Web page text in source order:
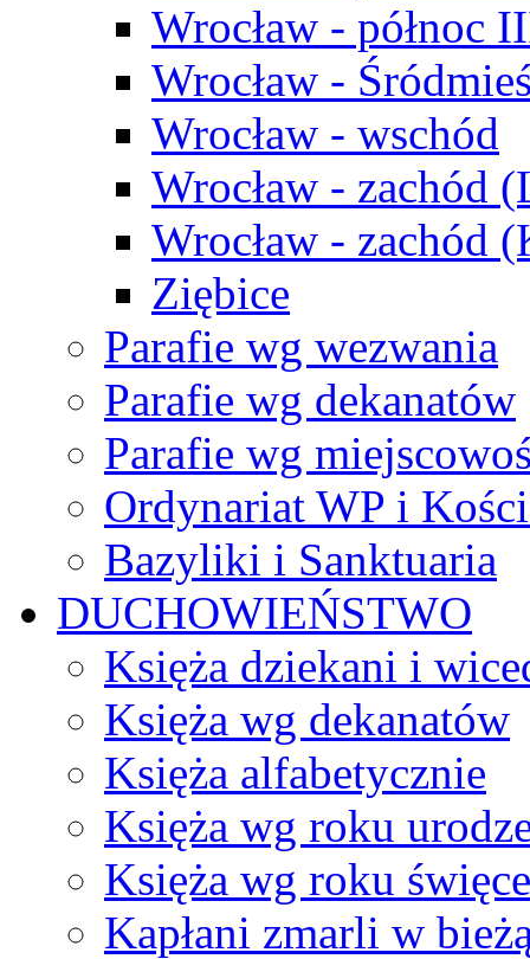
Wrocław - północ
Wrocław -
Wrocław - wschód
Wrocław - zachód
Wrocław - zachód
Ziębice
Parafie wg wezwania
Parafie wg dekanatów
Parafie wg
Ordynariat WP i
Bazyliki i Sanktuaria
DUCHOWIEŃSTWO
Księża dziekani i
Księża wg dekanatów
Księża alfabetycznie
Księża wg roku
Księża wg roku
Kapłani zmarli w